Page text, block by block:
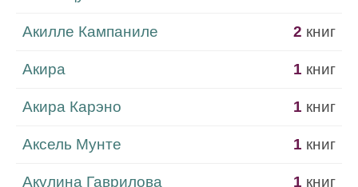
Акилле Кампаниле 2 книг
Акира 1 книг
Акира Карэно 1 книг
Аксель Мунте 1 книг
Акулина Гаврилова 1 книг